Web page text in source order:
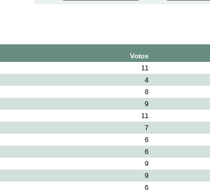
Votos
11
4
8
9
11
7
6
6
9
9
6